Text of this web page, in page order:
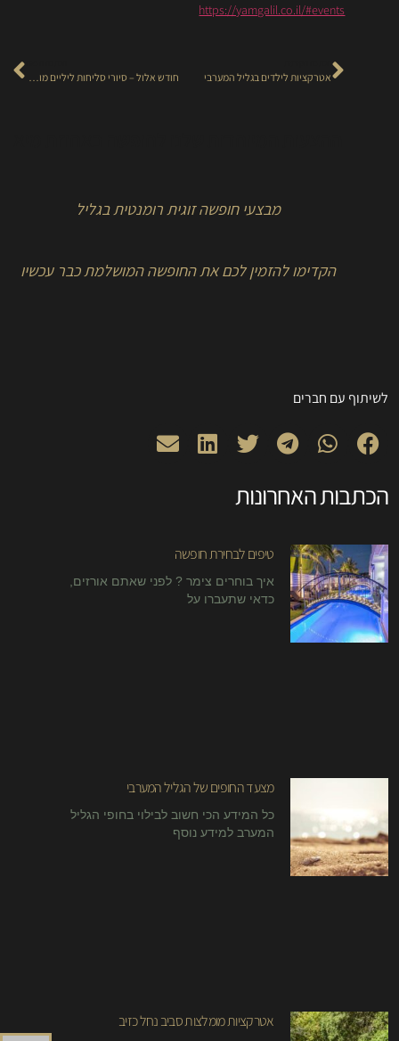
https://yamgalil.co.il/#events
אטרקציות לילדים בגליל המערבי
מבצעי חופשה זוגית רומנטית בגליל
הקדימו להזמין לכם את החופשה המושלמת כבר עכשיו
לשיתוף עם חברים
הכתבות האחרונות
טיפים לבחירת חופשה
איך בוחרים צימר ? לפני שאתם אורזים,
כדאי שתעברו על
מצעד החופים של הגליל המערבי
כל המידע הכי חשוב לבילוי בחופי הגליל
המערב למידע נוסף
אטרקציות מומלצות סביב נחל כזיב